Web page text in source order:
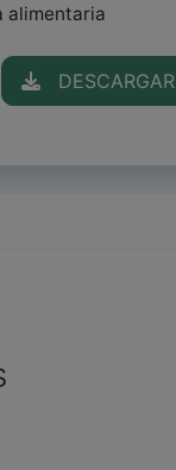
alimentaria
DESCARGAR